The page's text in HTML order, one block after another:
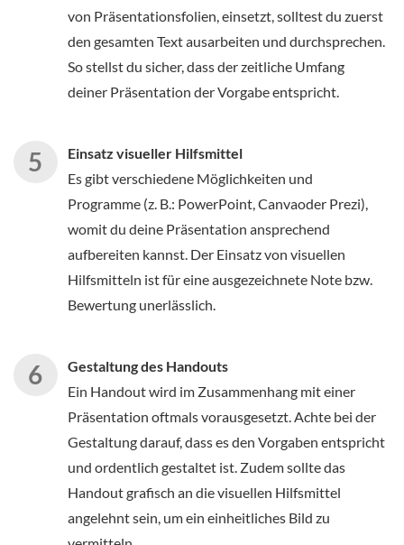
von Präsentationsfolien, einsetzt, solltest du zuerst
den gesamten Text ausarbeiten und durchsprechen.
So stellst du sicher, dass der zeitliche Umfang
deiner Präsentation der Vorgabe entspricht.
Einsatz visueller Hilfsmittel
Es gibt verschiedene Möglichkeiten und
Programme (z. B.: PowerPoint, Canvaoder Prezi),
womit du deine Präsentation ansprechend
aufbereiten kannst. Der Einsatz von visuellen
Hilfsmitteln ist für eine ausgezeichnete Note bzw.
Bewertung unerlässlich.
Gestaltung des Handouts
Ein Handout wird im Zusammenhang mit einer
Präsentation oftmals vorausgesetzt. Achte bei der
Gestaltung darauf, dass es den Vorgaben entspricht
und ordentlich gestaltet ist. Zudem sollte das
Handout grafisch an die visuellen Hilfsmittel
angelehnt sein, um ein einheitliches Bild zu